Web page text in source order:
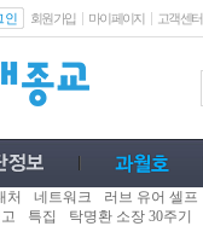
인 회원가입 마이페이지 고객센터
처 네트워크 러브 유어 셀프
특집 탁명환 소장 30주기